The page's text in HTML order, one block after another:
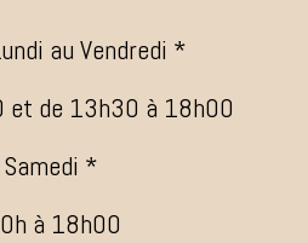
au Vendredi *
et de 13h30 à 18h00
Samedi *
à 18h00